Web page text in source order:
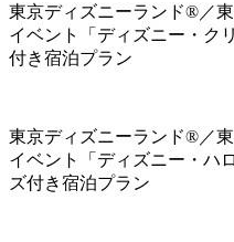
東京ディズニーランド®／
イベント「ディズニー・ク
付き宿泊プラン
東京ディズニーランド®／
イベント「ディズニー・ハ
ズ付き宿泊プラン